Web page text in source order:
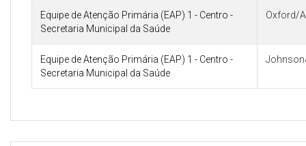
Equipe de Atenção Primária (EAP) 1 - Centro -
Secretaria Municipal da Saúde
Oxford/
Equipe de Atenção Primária (EAP) 1 - Centro -
Secretaria Municipal da Saúde